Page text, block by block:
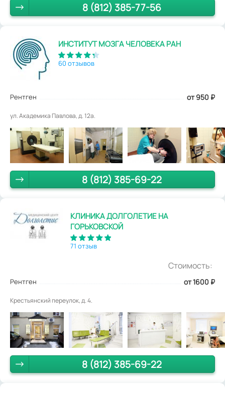
8 (812) 385-77-56
ИНСТИТУТ МОЗГА ЧЕЛОВЕКА РАН
60 отзывов
Рентген от 950 ₽
ул. Академика Павлова, д. 12а.
8 (812) 385-69-22
КЛИНИКА ДОЛГОЛЕТИЕ НА
ГОРЬКОВСКОЙ
71 отзыв
Стоимость:
Рентген от 1600 ₽
Крестьянский переулок, д. 4.
8 (812) 385-69-22